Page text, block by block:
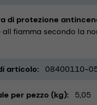
di protezione
all fiamma secondo la
articolo 08400110-
per pezzo (kg) 5,05